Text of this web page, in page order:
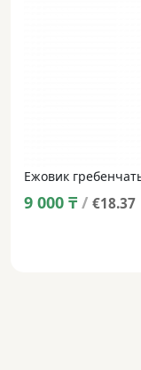
Ежовик
9 000 ₸ / €18.37